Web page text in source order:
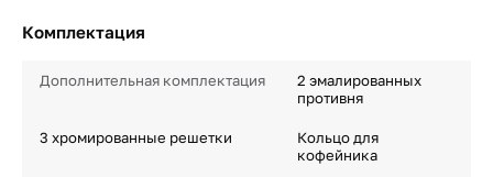
Комплектация
Дополнительная комплектация
2 эмалированных
противня
3 хромированные решетки
Кольцо для
кофейника